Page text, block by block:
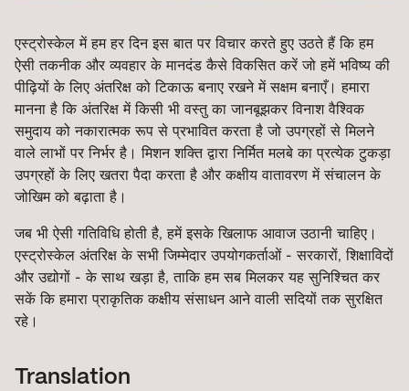
एस्ट्रोस्केल में हम हर दिन इस बात पर विचार करते हुए उठते हैं कि हम
ऐसी तकनीक और व्यवहार के मानदंड कैसे विकसित करें जो हमें भविष्य की
पीढ़ियों के लिए अंतरिक्ष को टिकाऊ बनाए रखने में सक्षम बनाएँ। हमारा
मानना है कि अंतरिक्ष में किसी भी वस्तु का जानबूझकर विनाश वैश्विक
समुदाय को नकारात्मक रूप से प्रभावित करता है जो उपग्रहों से मिलने
वाले लाभों पर निर्भर है। मिशन शक्ति द्वारा निर्मित मलबे का प्रत्येक टुकड़ा
उपग्रहों के लिए खतरा पैदा करता है और कक्षीय वातावरण में संचालन के
जोखिम को बढ़ाता है।
जब भी ऐसी गतिविधि होती है, हमें इसके खिलाफ आवाज उठानी चाहिए।
एस्ट्रोस्केल अंतरिक्ष के सभी जिम्मेदार उपयोगकर्ताओं - सरकारों, शिक्षाविदों
और उद्योगों - के साथ खड़ा है, ताकि हम सब मिलकर यह सुनिश्चित कर
सकें कि हमारा प्राकृतिक कक्षीय संसाधन आने वाली सदियों तक सुरक्षित
रहे।
Translation